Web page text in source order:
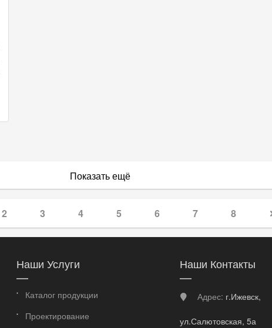
Показать ещё
2 3 4 5 6 7 8
Наши Услуги
Каталог продукции
Проектирование
Наши Контакты
Адрес: г.Ижевск,
ул.Салютовская, 5а